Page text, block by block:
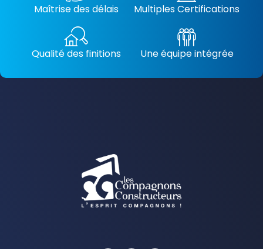
Maîtrise des délais Multiples Certifications
Qualité des finitions Une équipe intégrée